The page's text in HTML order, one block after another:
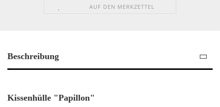
AUF DEN MERKZETTEL
Beschreibung
Kissenhülle "Papillon"